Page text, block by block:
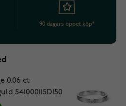
90 dagars öppet köp*
0.06 ct
541000115D150